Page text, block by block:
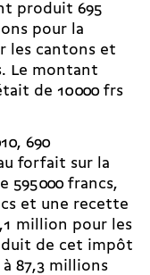
produit 695
pour la
les cantons et
Le montant
de 10 000 frs
690
forfait sur la
595 000 francs,
et une recette
million pour les
de cet impôt
87,3 millions